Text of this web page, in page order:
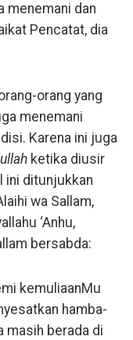
menemani dan
Pencatat, dia
orang yang
menemani
Karena ini juga
ketika diusir
ini ditunjukkan
wa Sallam,
‘Anhu,
bersabda:
kemuliaanMu
hamba-
masih berada di